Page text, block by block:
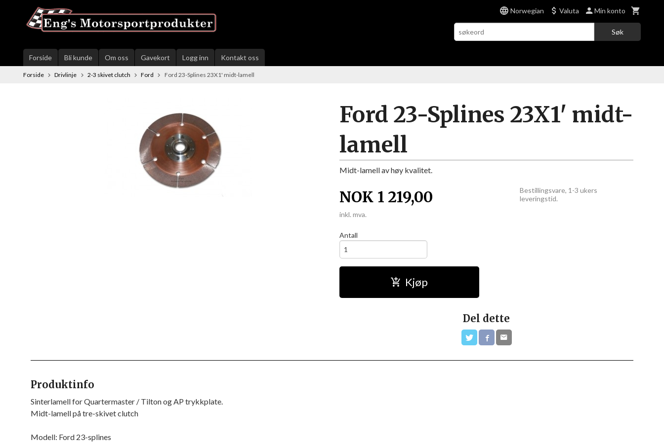
innholdet
Norwegian Valuta Min konto
Søk
Forside Bli kunde Om oss Gavekort Logg inn Kontakt oss
Forside Drivlinje 2-3 skivet clutch Ford Ford 23-Splines 23X1' midt-lamell
Ford 23-Splines 23X1' midt-
lamell
Midt-lamell av høy kvalitet.
NOK 1 219,00
inkl. mva.
Bestillingsvare, 1-3 ukers
leveringstid.
Antall
Kjøp
Del dette
Produktinfo
Sinterlamell for Quartermaster / Tilton og AP trykkplate.
Midt-lamell på tre-skivet clutch
Modell: Ford 23-splines